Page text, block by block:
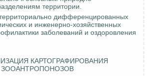
территории.
дифференцированных
и инженерно-хозяйственных
заболеваний и оздоровления
КАРТОГРАФИРОВАНИЯ
ЗООАНТРОПОНОЗОВ